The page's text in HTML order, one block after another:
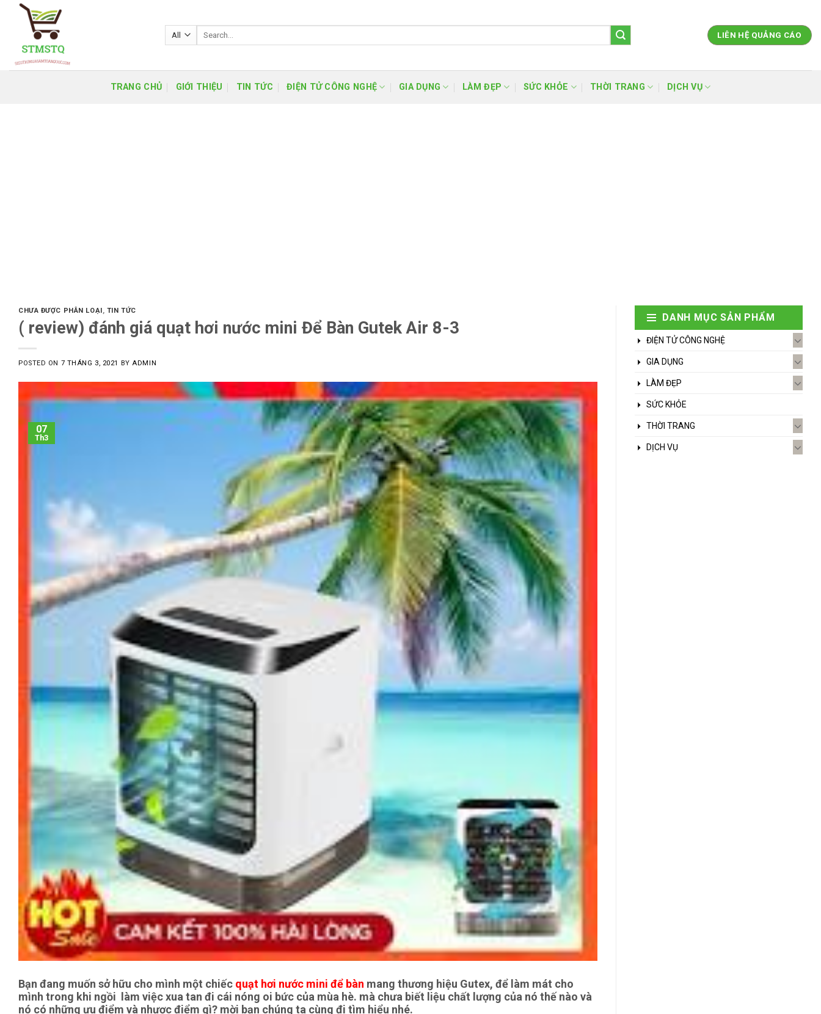
LIÊN HỆ QUẢNG CÁO
TRANG CHỦ GIỚI THIỆU TIN TỨC ĐIỆN TỬ CÔNG NGHỆ GIA DỤNG LÀM ĐẸP SỨC KHỎE THỜI TRANG DỊCH VỤ
CHƯA ĐƯỢC PHÂN LOẠI , TIN TỨC
( review) đánh giá quạt hơi nước mini Để Bàn Gutek Air 8-3
POSTED ON 7 THÁNG 3, 2021 BYADMIN
07
Th3
Bạn đang muốn sở hữu cho mình một chiếc quạt hơi nước mini để bàn mang thương hiệu Gutex, để làm mát cho
mình trong khi ngồi làm việc xua tan đi cái nóng oi bức của mùa hè. mà chưa biết liệu chất lượng của nó thế nào và
nó có những ưu điểm và nhược điểm gì? mời bạn chúng ta cùng đi tìm hiểu nhé.
DANH MỤC SẢN PHẨM
ĐIỆN TỬ CÔNG NGHỆ
GIA DỤNG
LÀM ĐẸP
SỨC KHỎE
THỜI TRANG
DỊCH VỤ